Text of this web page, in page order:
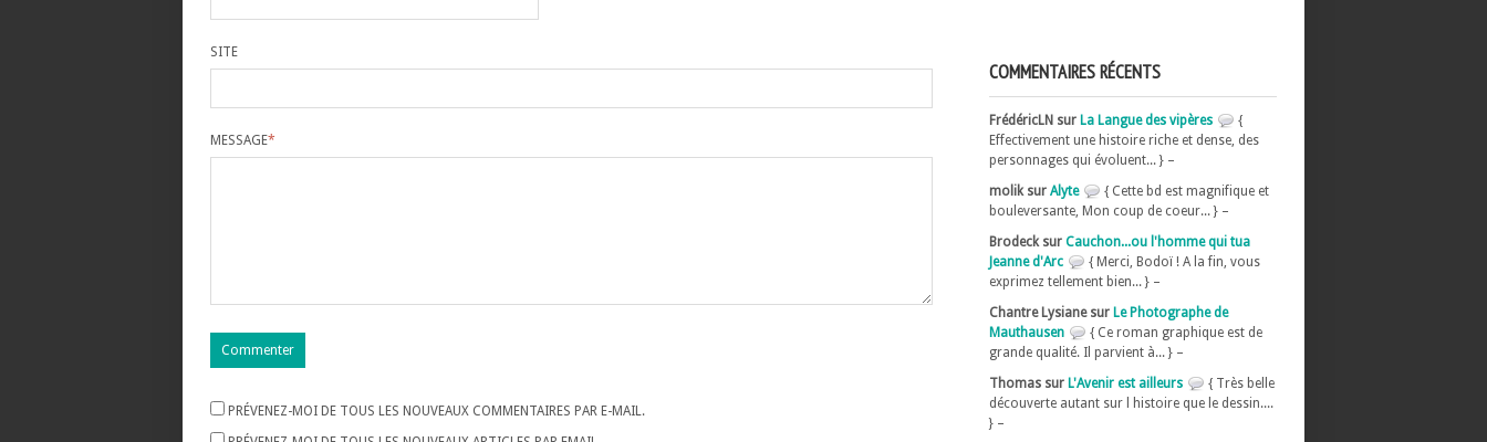
SITE
MESSAGE*
PRÉVENEZ-MOI DE TOUS LES NOUVEAUX COMMENTAIRES PAR E-MAIL.
COMMENTAIRES RÉCENTS
FrédéricLN sur La Langue des vipères
{
Effectivement une histoire riche et dense, des
personnages qui évoluent... } –
molik sur Alyte
{ Cette bd est magnifique et
bouleversante, Mon coup de coeur... } –
Brodeck sur Cauchon...ou l'homme qui tua
Jeanne d'Arc
{ Merci, Bodoï ! A la fin, vous
exprimez tellement bien... } –
Chantre Lysiane sur Le Photographe de
Mauthausen
{ Ce roman graphique est de
grande qualité. Il parvient à... } –
Thomas sur L'Avenir est ailleurs
{ Très belle
découverte autant sur l histoire que le dessin....
} –